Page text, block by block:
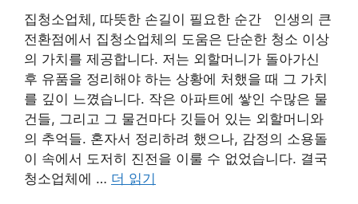
집청소업체, 따뜻한 손길이 필요한 순간 인생의 큰
전환점에서 집청소업체의 도움은 단순한 청소 이상
의 가치를 제공합니다. 저는 외할머니가 돌아가신
후 유품을 정리해야 하는 상황에 처했을 때 그 가치
를 깊이 느꼈습니다. 작은 아파트에 쌓인 수많은 물
건들, 그리고 그 물건마다 깃들어 있는 외할머니와
의 추억들. 혼자서 정리하려 했으나, 감정의 소용돌
이 속에서 도저히 진전을 이룰 수 없었습니다. 결국
청소업체에 … 더 읽기